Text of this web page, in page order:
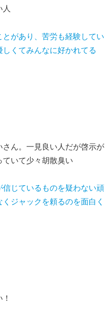
があり、苦労も経験してい
くてみんなに好かれてる
さん。一見良い人だが啓示が
ていて少々胡散臭い
じているものを疑わない頑
ジャックを頼るのを面白く